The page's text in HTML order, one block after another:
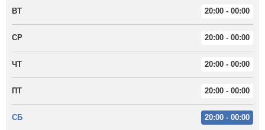
ВТ 20:00 - 00:00
СР 20:00 - 00:00
ЧТ 20:00 - 00:00
ПТ 20:00 - 00:00
СБ 20:00 - 00:00